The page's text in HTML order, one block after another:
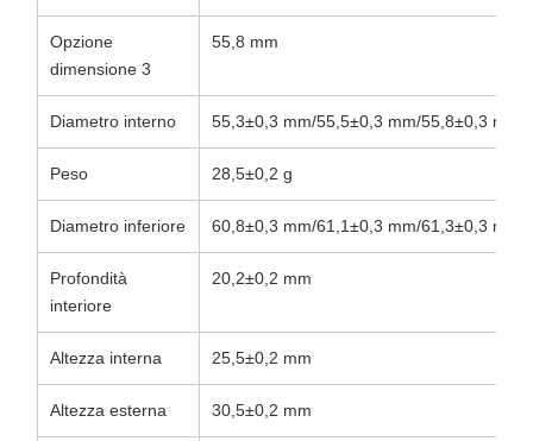
Opzione
dimensione 3
55,8 mm
Diametro interno 55,3±0,3 mm/55,5±0,3 mm/55,8±0,3 mm
Peso 28,5±0,2 g
Diametro inferiore 60,8±0,3 mm/61,1±0,3 mm/61,3±0,3 mm
Profondità
interiore
20,2±0,2 mm
Altezza interna 25,5±0,2 mm
Altezza esterna 30,5±0,2 mm